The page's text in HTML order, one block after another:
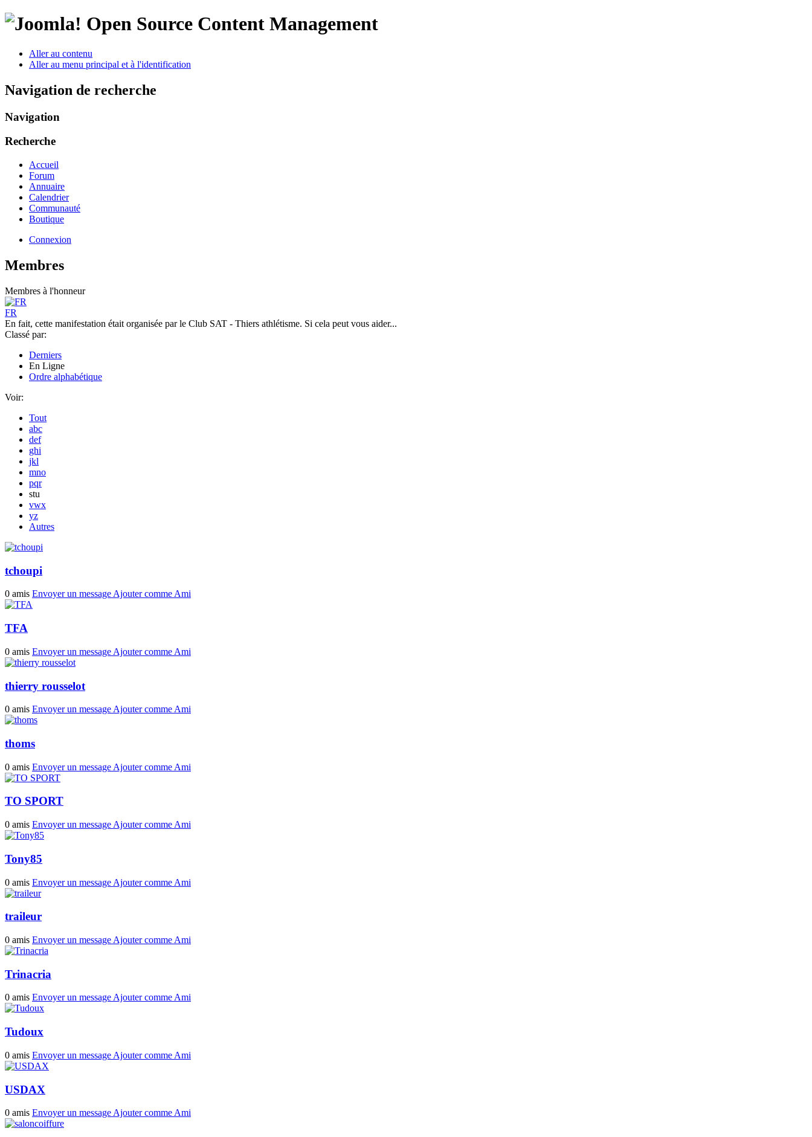
Open Source Content Management
Aller au contenu
Aller au menu principal et à l'identification
Navigation de recherche
Navigation
Recherche
Accueil
Forum
Annuaire
Calendrier
Communauté
Boutique
Connexion
Membres
Membres à l'honneur
FR
En fait, cette manifestation était organisée par le Club SAT - Thiers athlétisme. Si cela peut vous aider...
Classé par:
Derniers
En Ligne
Ordre alphabétique
Voir:
Tout
abc
def
ghi
jkl
mno
pqr
stu
vwx
yz
Autres
tchoupi
0 amis Envoyer un message Ajouter comme Ami
TFA
0 amis Envoyer un message Ajouter comme Ami
thierry rousselot
0 amis Envoyer un message Ajouter comme Ami
thoms
0 amis Envoyer un message Ajouter comme Ami
TO SPORT
0 amis Envoyer un message Ajouter comme Ami
Tony85
0 amis Envoyer un message Ajouter comme Ami
traileur
0 amis Envoyer un message Ajouter comme Ami
Trinacria
0 amis Envoyer un messageAjouter comme Ami
Tudoux
0 amis Envoyer un message Ajouter comme Ami
USDAX
0 amis Envoyer un message Ajouter comme Ami